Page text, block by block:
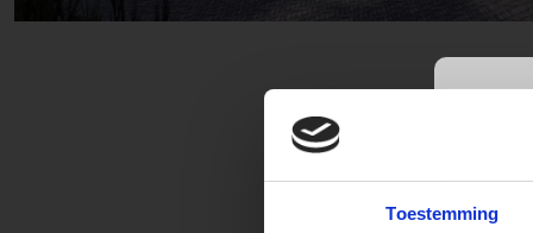
Toestemming
Type